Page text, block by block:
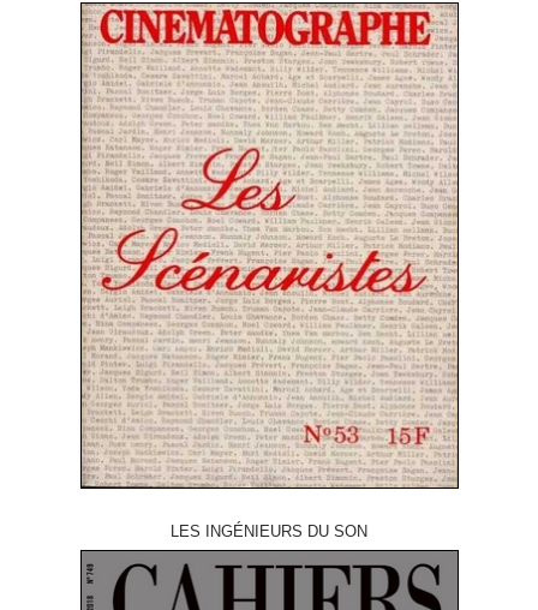
LES INGÉNIEURS DU SON